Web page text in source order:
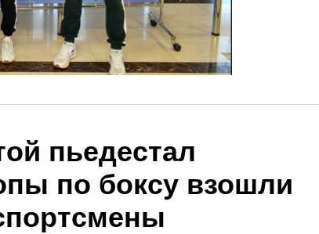
пьедестал
по боксу взошли